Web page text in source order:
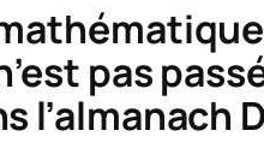
pas
l’almanach